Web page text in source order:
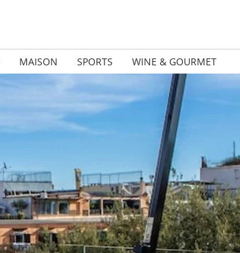
MAISON SPORTS WINE & GOURMET